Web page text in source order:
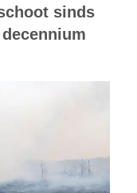
sinds